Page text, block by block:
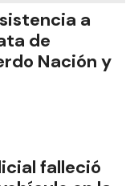
a
de
Nación y
falleció